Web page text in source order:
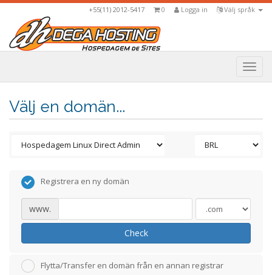
Välj språk
Logga in
0
+55(11) 2012-5417
Välj en domän...
Registrera en ny domän
www.
Check
Flytta/Transfer en domän från en annan registrar